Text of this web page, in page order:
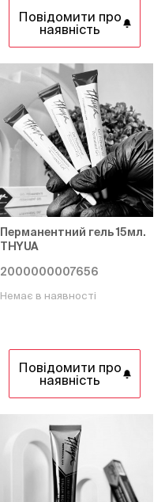
Повідомити про
наявність
Перманентний гель 15мл.
THYUA
2000000007656
Немає в наявності
Повідомити про
наявність